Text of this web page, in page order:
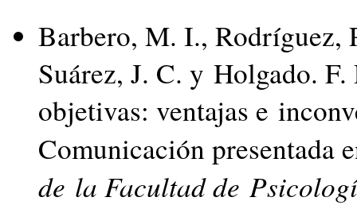
Barbero, M. I., Rodríguez,
Suárez, J. C. y Holgado.
objetivas: ventajas e
Comunicación presentada
de la Facultad de